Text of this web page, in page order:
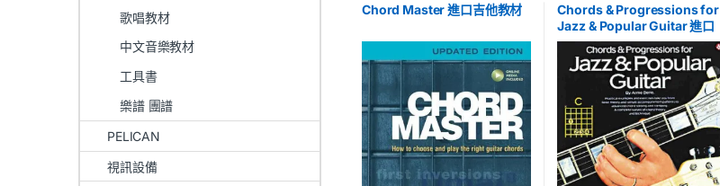
Chord Master 進口吉他教材
Chords & Progressions for
Jazz & Popular Guitar 進口
吉他教材
歌唱教材
中文音樂教材
工具書
樂譜 團譜
PELICAN
視訊設備